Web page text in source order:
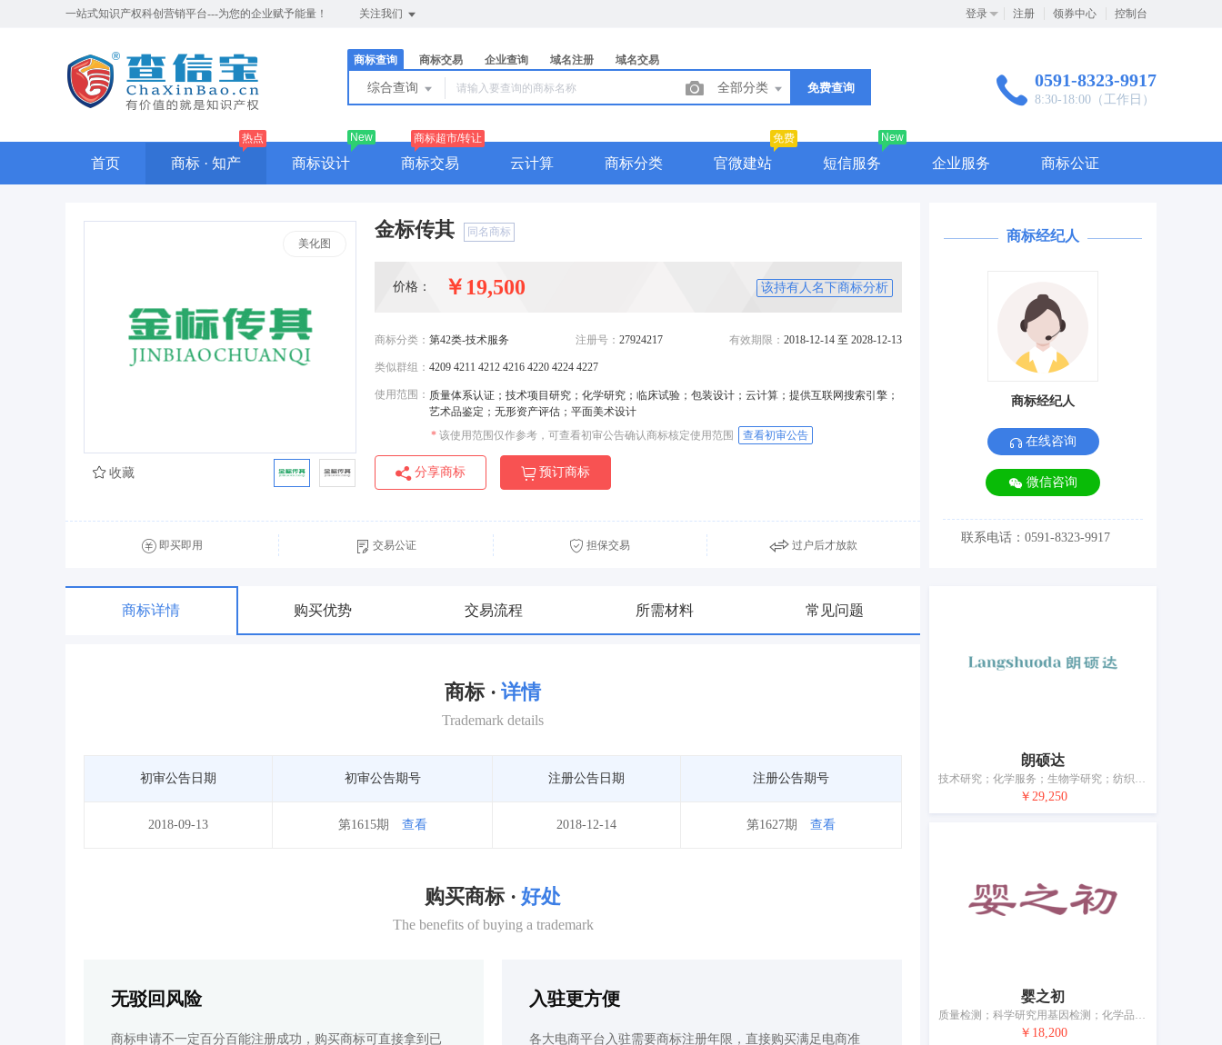
一站式知识产权科创营销平台---为您的企业赋予能量！ 关注我们 登录 注册 领券中心 控制台
商标查询 商标交易 企业查询 域名注册 域名交易
综合查询 全部分类 免费查询 0591-8323-9917
8:30-18:00（工作日）
首页 商标 · 知产
热点
商标设计
New
商标交易
商标超市/转让
云计算 商标分类 官微建站
免费
短信服务
New
企业服务 商标公证
美化图
金标传其 同名商标
价格： ￥19,500 该持有人名下商标分析
商标分类： 第42类-技术服务 注册号： 27924217 有效期限： 2018-12-14 至 2028-12-13
类似群组： 4209 4211 4212 4216 4220 4224 4227
使用范围： 质量体系认证；技术项目研究；化学研究；临床试验；包装设计；云计算；提供互联网搜索引擎；
艺术品鉴定；无形资产评估；平面美术设计
* 该使用范围仅作参考，可查看初审公告确认商标核定使用范围 查看初审公告
分享商标 预订商标
收藏
即买即用 交易公证 担保交易 过户后才放款
商标详情 购买优势 交易流程 所需材料 常见问题
商标 · 详情
Trademark details
初审公告日期 初审公告期号 注册公告日期 注册公告期号
2018-09-13 第1615期 查看 2018-12-14 第1627期 查看
购买商标 · 好处
The benefits of buying a trademark
无驳回风险
商标申请不一定百分百能注册成功，购买商标可直接拿到已
入驻更方便
各大电商平台入驻需要商标注册年限，直接购买满足电商准
商标经纪人
商标经纪人
在线咨询
微信咨询
联系电话：0591-8323-9917
朗硕达
技术研究；化学服务；生物学研究；纺织品测试；包装设计；室内装饰设计；服装设计；计算机技术咨询；计算机软件设计；平面美术设计
￥29,250
婴之初
质量检测；科学研究用基因检测；化学品检测；车辆性能检测；电气工程领域的设备检测；云计算；计算机硬件检测；计算机软件开发；设计和开发互联网网页；手机软件设计
￥18,200